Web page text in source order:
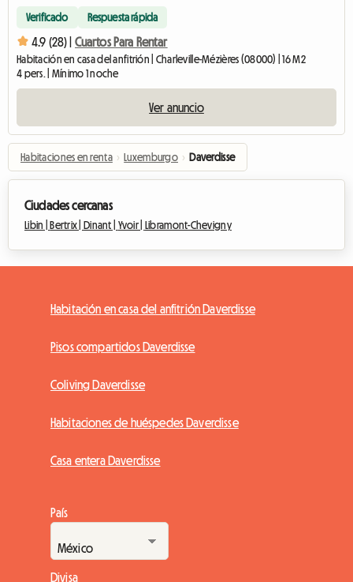
Verificado Respuesta rápida
4.9 (28) | Cuartos Para Rentar
Habitación en casa del anfitrión | Charleville-Mézières (08000) | 16 M2
4 pers. | Mínimo 1 noche
Ver anuncio
Habitaciones en renta › Luxemburgo › Daverdisse
Ciudades cercanas
Libin | Bertrix | Dinant | Yvoir | Libramont-Chevigny
Habitación en casa del anfitrión Daverdisse
Pisos compartidos Daverdisse
Coliving Daverdisse
Habitaciones de huéspedes Daverdisse
Casa entera Daverdisse
País
Divisa